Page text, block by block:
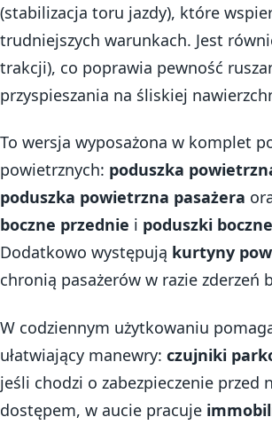
(stabilizacja toru jazdy), które
trudniejszych warunkach. Jest
trakcji), co poprawia pewność
przyspieszania na śliskiej
To wersja wyposażona w komplet
powietrznych: poduszka
poduszka powietrzna pasażera
boczne przednie i poduszki
Dodatkowo występują kurtyny
chronią pasażerów w razie zderzeń
W codziennym użytkowaniu
ułatwiający manewry: czujniki
jeśli chodzi o zabezpieczenie przed
dostępem, w aucie pracuje